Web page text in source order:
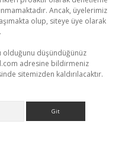
Ancak, üyelerimiz
olup, siteye üye olarak
olduğunu düşündüğünüz
adresine bildirmeniz
sitemizden kaldırılacaktır.